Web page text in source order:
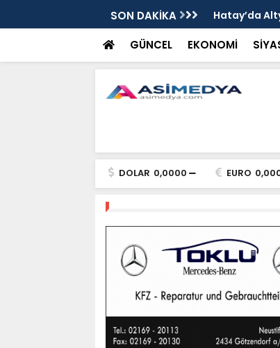
SON DAKİKA
Dönüşümde Kritik Aşama Hatay’da
GÜNCEL EKONOMİ
DOLAR 0,0000 EURO